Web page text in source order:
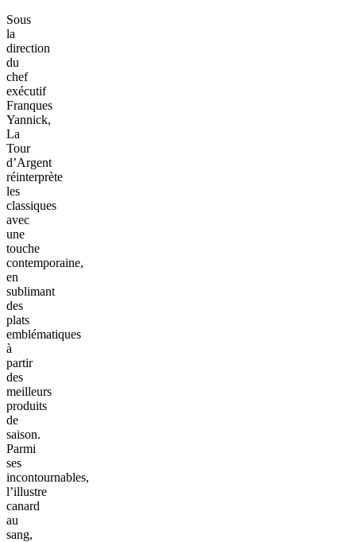
Sous
la
direction
du
chef
exécutif
Franques
Yannick,
La
Tour
d’Argent
réinterprète
les
classiques
avec
une
touche
contemporaine,
en
sublimant
des
plats
emblématiques
à
partir
des
meilleurs
produits
de
saison.
Parmi
ses
incontournables,
l’illustre
canard
au
sang,